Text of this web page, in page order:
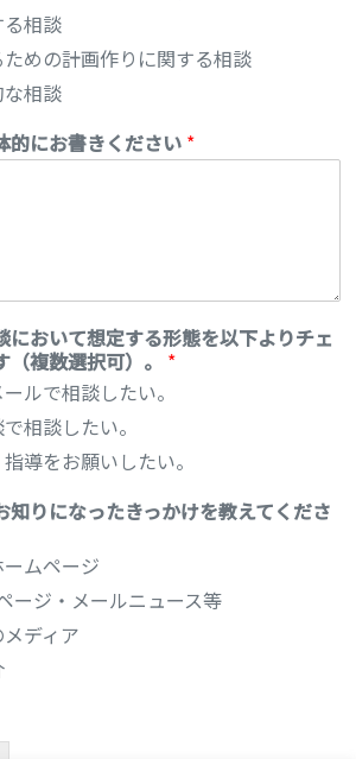
相談
めの計画作りに関する相談
相談
的にお書きください *
において想定する形態を以下よりチェ
複数選択可）。 *
ルで相談したい。
相談したい。
導をお願いしたい。
知りになったきっかけを教えてくださ
ムページ
ージ・メールニュース等
ディア